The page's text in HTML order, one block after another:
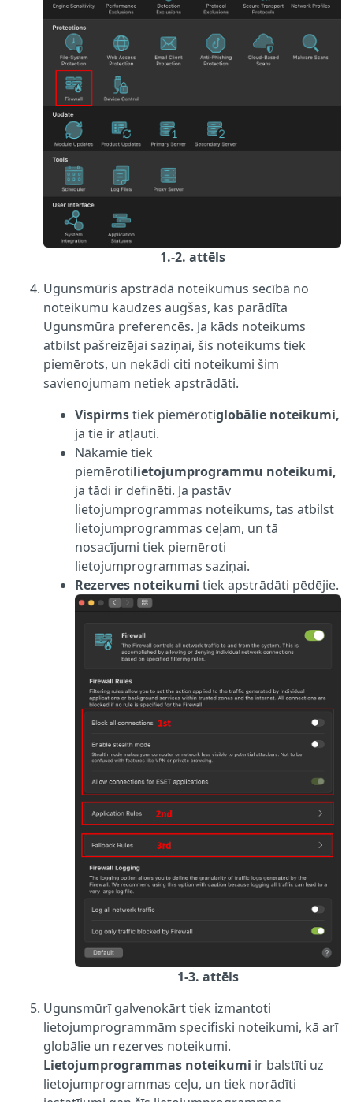
1.-2. attēls
Ugunsmūris apstrādā noteikumus secībā no
noteikumu kaudzes augšas, kas parādīta
Ugunsmūra preferencēs. Ja kāds noteikums
atbilst pašreizējai saziņai, šis noteikums tiek
piemērots, un nekādi citi noteikumi šim
savienojumam netiek apstrādāti.
Vispirmstiek piemērotiglobālie noteikumi,
ja tie ir atļauti.
Nākamie tiek
piemērotilietojumprogrammu noteikumi,
ja tādi ir definēti. Ja pastāv
lietojumprogrammas noteikums, tas atbilst
lietojumprogrammas ceļam, un tā
nosacījumi tiek piemēroti
lietojumprogrammas saziņai.
Rezerves noteikumi tiek apstrādāti pēdējie.
1-3. attēls
Ugunsmūrī galvenokārt tiek izmantoti
lietojumprogrammām specifiski noteikumi, kā arī
globālie un rezerves noteikumi.
Lietojumprogrammas noteikumi ir balstīti uz
lietojumprogrammas ceļu, un tiek norādīti